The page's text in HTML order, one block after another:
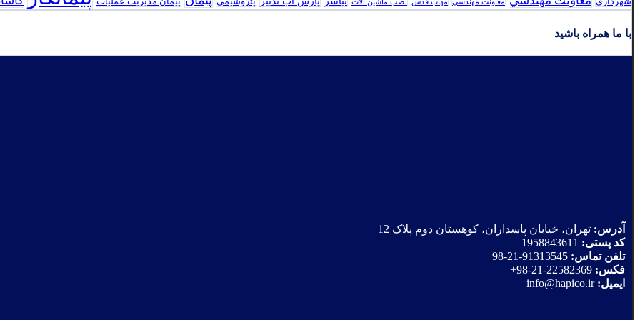
معاونت مهندسی مهاب قدس نصب ماشین آلات
با ما همراه باشید
آدرس: تهران، خیابان پاسداران، کوهستان دوم پلاک 12
کد پستی:
تلفن تماس:
فکس:
ایمیل: info@hapico.ir